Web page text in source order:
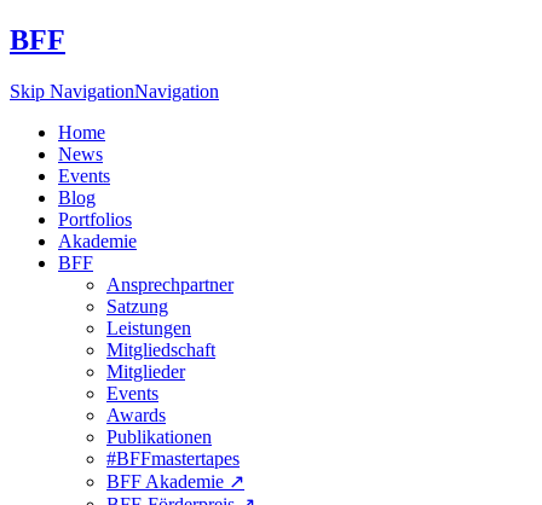
BFF
Skip NavigationNavigation
Home
News
Events
Blog
Portfolios
Akademie
BFF
Ansprechpartner
Satzung
Leistungen
Mitgliedschaft
Mitglieder
Events
Awards
Publikationen
#BFFmastertapes
BFF Akademie ↗︎